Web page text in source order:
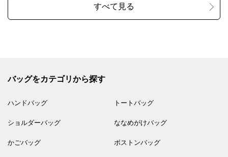
バッグをカテゴリから探す
ハンドバッグ トートバッグ
ショルダーバッグ ななめがけバッグ
かごバッグ ボストンバッグ